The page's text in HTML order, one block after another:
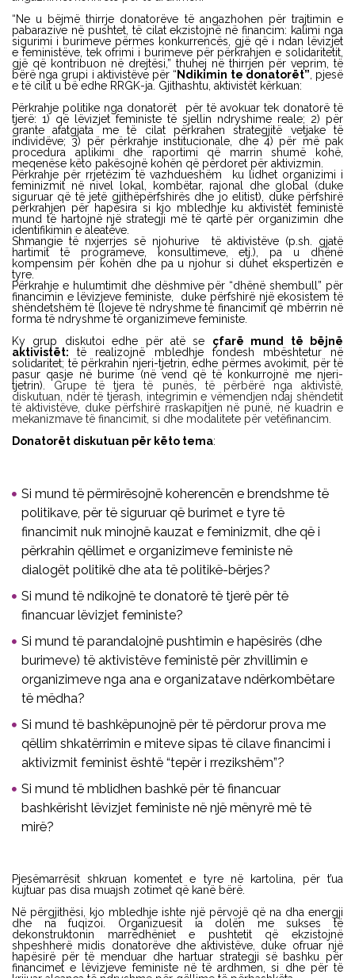
“Ne u bëjmë thirrje donatorëve të angazhohen për trajtimin e
pabarazive në pushtet, të cilat ekzistojnë në financim: kalimi nga
sigurimi i burimeve përmes konkurrencës, gjë që i ndan lëvizjet
e feministëve, tek ofrimi i burimeve për përkrahjen e solidaritetit,
gjë që kontribuon në drejtësi,” thuhej në thirrjen për veprim, të
bërë nga grupi i aktivistëve për “Ndikimin te donatorët” , pjesë
e të cilit u bë edhe RRGK-ja. Gjithashtu, aktivistët kërkuan:
Përkrahje politike nga donatorët për të avokuar tek donatorë të
tjerë: 1) që lëvizjet feministe të sjellin ndryshime reale; 2) për
grante afatgjata me të cilat përkrahen strategjitë vetjake të
individëve; 3) për përkrahje institucionale, dhe 4) për më pak
procedura aplikimi dhe raportimi që marrin shumë kohë,
meqenëse këto pakësojnë kohën që përdoret për aktivizmin.
Përkrahje për rrjetëzim të vazhdueshëm ku lidhet organizimi i
feminizmit në nivel lokal, kombëtar, rajonal dhe global (duke
siguruar që të jetë gjithëpërfshirës dhe jo elitist), duke përfshirë
përkrahjen për hapësira si kjo mbledhje ku aktivistët feministë
mund të hartojnë një strategji më të qartë për organizimin dhe
identifikimin e aleatëve.
Shmangie të nxjerrjes së njohurive të aktivistëve (p.sh. gjatë
hartimit të programeve, konsultimeve, etj.), pa u dhënë
kompensim për kohën dhe pa u njohur si duhet ekspertizën e
tyre.
Përkrahje e hulumtimit dhe dëshmive për “dhënë shembull” për
financimin e lëvizjeve feministe, duke përfshirë një ekosistem të
shëndetshëm të llojeve të ndryshme të financimit që mbërrin në
forma të ndryshme të organizimeve feministe.
Ky grup diskutoi edhe për atë se çfarë mund të bëjnë
aktivistët:të realizojnë mbledhje fondesh mbështetur në
solidaritet; të përkrahin njeri-tjetrin, edhe përmes avokimit, për të
pasur qasje në burime (në vend që të konkurrojnë me njeri-
tjetrin). Grupe të tjera të punës, të përbërë nga aktivistë,
diskutuan, ndër të tjerash, integrimin e vëmendjen ndaj shëndetit
të aktivistëve, duke përfshirë rraskapitjen në punë, në kuadrin e
mekanizmave të financimit, si dhe modalitete për vetëfinancim.
Donatorët diskutuan për këto tema:
Si mund të përmirësojnë koherencën e brendshme të
politikave, për të siguruar që burimet e tyre të
financimit nuk minojnë kauzat e feminizmit, dhe që i
përkrahin qëllimet e organizimeve feministe në
dialogët politikë dhe ata të politikë-bërjes?
Si mund të ndikojnë te donatorë të tjerë për të
financuar lëvizjet feministe?
Si mund të parandalojnë pushtimin e hapësirës (dhe
burimeve) të aktivistëve feministë për zhvillimin e
organizimeve nga ana e organizatave ndërkombëtare
të mëdha?
Si mund të bashkëpunojnë për të përdorur prova me
qëllim shkatërrimin e miteve sipas të cilave financimi i
aktivizmit feminist është “tepër i rrezikshëm”?
Si mund të mblidhen bashkë për të financuar
bashkërisht lëvizjet feministe në një mënyrë më të
mirë?
Pjesëmarrësit shkruan komentet e tyre në kartolina, për t’ua
kujtuar pas disa muajsh zotimet që kanë bërë.
Në përgjithësi, kjo mbledhje ishte një përvojë që na dha energji
dhe na fuqizoi. Organizuesit ia dolën me sukses të
dekonstruktonin marrëdhëniet e pushtetit që ekzistojnë
shpeshherë midis donatorëve dhe aktivistëve, duke ofruar një
hapësirë për të menduar dhe hartuar strategji së bashku për
financimet e lëvizjeve feministe në të ardhmen, si dhe për të